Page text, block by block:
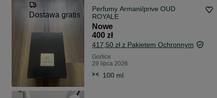
Dostawa gratis
Perfumy Armani/prive OUD
ROYALE
Nowe
400 zł
417,50 zł z Pakietem Ochronnym
Gorlice
29 lipca 2026
100 ml